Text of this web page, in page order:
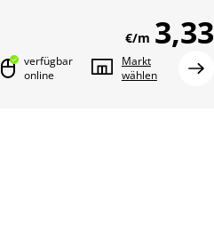
€/m 3,33
verfügbar
online
Markt
wählen